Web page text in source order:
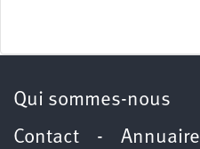
Qui sommes-nous
Contact - Annuaire